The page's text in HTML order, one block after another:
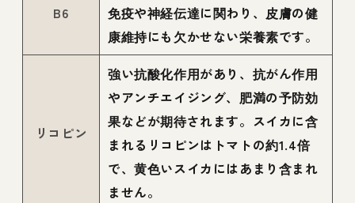
B6
免疫や神経伝達に関わり、皮膚の健
康維持にも欠かせない栄養素です。
リコピン
強い抗酸化作用があり、抗がん作用
やアンチエイジング、肥満の予防効
果などが期待されます。スイカに含
まれるリコピンはトマトの約1.4倍
で、黄色いスイカにはあまり含まれ
ません。